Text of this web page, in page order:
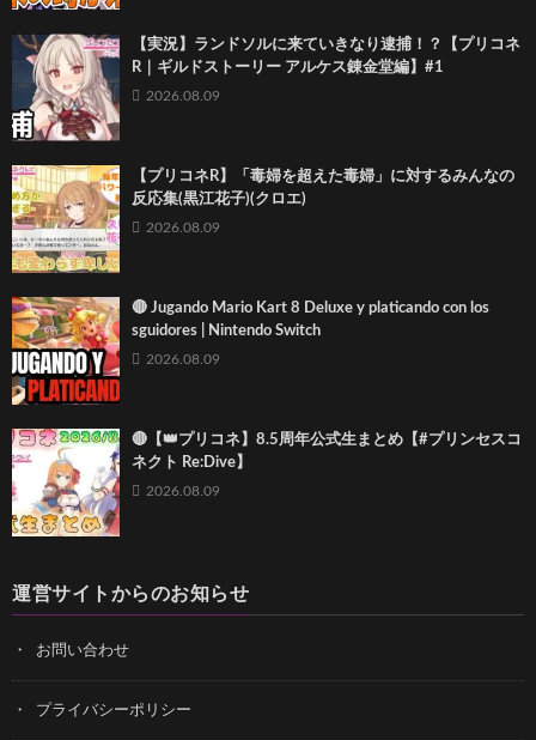
【実況】ランドソルに来ていきなり逮捕！？【プリコネ
R｜ギルドストーリー アルケス錬金堂編】#1
2026.08.09
【プリコネR】「毒婦を超えた毒婦」に対するみんなの
反応集(黒江花子)(クロエ)
2026.08.09
🔴 Jugando Mario Kart 8 Deluxe y platicando con los
sguidores | Nintendo Switch
2026.08.09
🔴【👑プリコネ】8.5周年公式生まとめ【#プリンセスコ
ネクト Re:Dive】
2026.08.09
運営サイトからのお知らせ
お問い合わせ
プライバシーポリシー